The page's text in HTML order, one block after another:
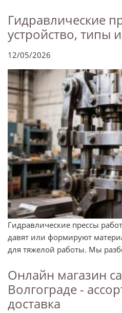
Гидравлические
устройство, типы
12/05/2026
Гидравлические прессы
давят или формируют
для тяжелой работы. Мы
Онлайн магазин
Волгограде -
доставка